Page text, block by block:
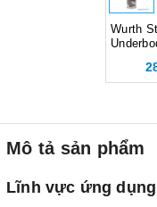
Wurth
Sơn
văng,
Mô tả sản phẩm
Lĩnh vực ứng dụng